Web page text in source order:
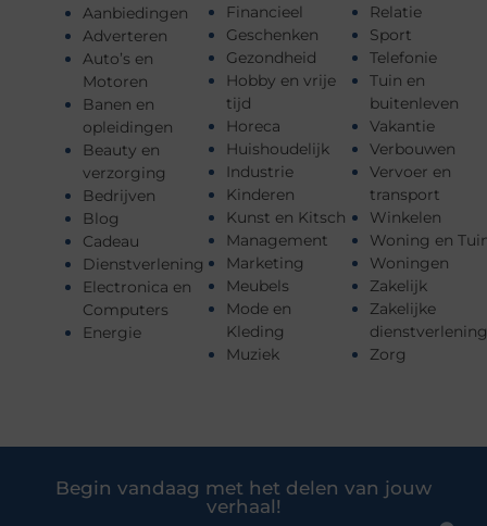
Aanbiedingen
Adverteren
Auto’s en
Motoren
Banen en
opleidingen
Beauty en
verzorging
Bedrijven
Blog
Cadeau
Dienstverlening
Electronica en
Computers
Energie
Financieel
Geschenken
Gezondheid
Hobby en vrije
tijd
Horeca
Huishoudelijk
Industrie
Kinderen
Kunst en Kitsch
Management
Marketing
Meubels
Mode en
Kleding
Muziek
Relatie
Sport
Telefonie
Tuin en
buitenleven
Vakantie
Verbouwen
Vervoer en
transport
Winkelen
Woning en
Woningen
Zakelijk
Zakelijke
Zorg
Begin vandaag met het delen van jouw
verhaal!